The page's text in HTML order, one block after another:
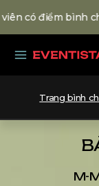
có điểm bình
Trang bình
M-